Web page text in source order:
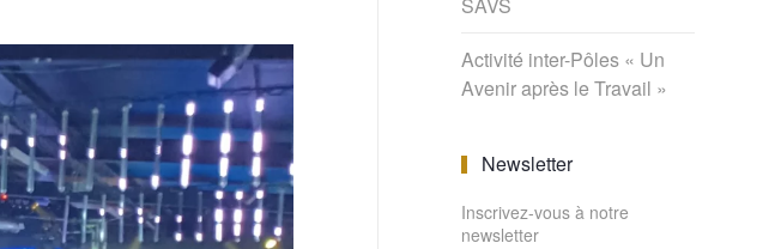
SAVS
Activité inter-Pôles « Un
Avenir après le Travail »
Newsletter
Inscrivez-vous à notre
newsletter